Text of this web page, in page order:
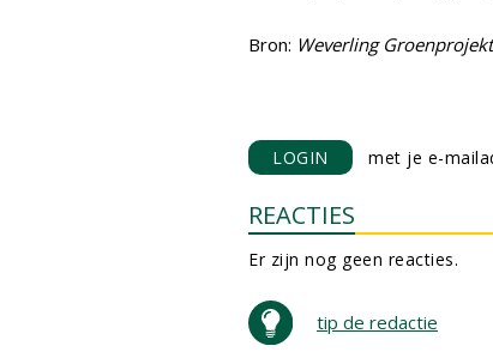
Bron: Weverling
LOGIN met je e-
REACTIES
Er zijn nog geen reacties.
tip de redactie